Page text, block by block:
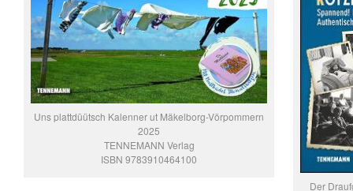
Uns plattdüütsch Kalenner ut Mäkelborg-Vörpommern
2025
TENNEMANN Verlag
ISBN 9783910464100
Der